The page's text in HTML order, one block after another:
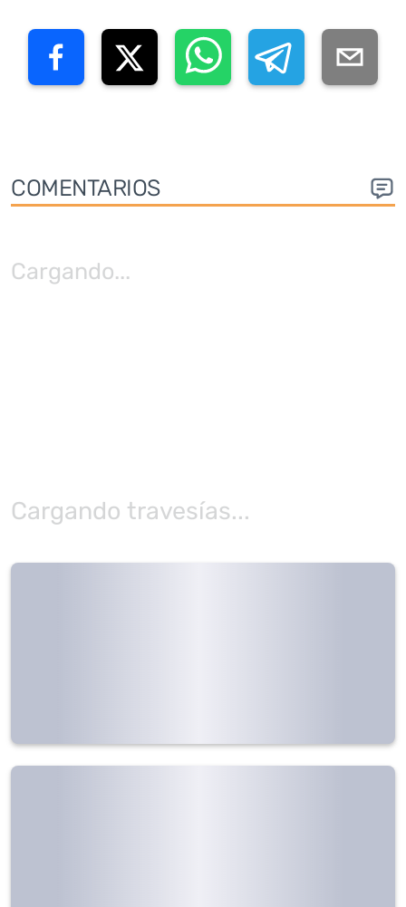
COMENTARIOS
Cargando...
Cargando travesías...